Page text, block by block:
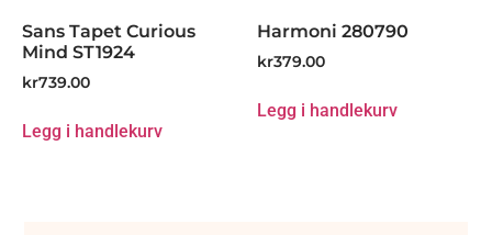
Sans Tapet Curious
Mind ST1924
kr739.00
Legg i handlekurv
Harmoni 280790
kr379.00
Legg i handlekurv